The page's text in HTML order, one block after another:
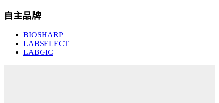
自主品牌
BIOSHARP
LABSELECT
LABGIC